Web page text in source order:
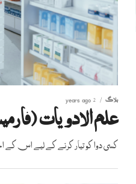
بلاگ 2 years ago
علم الادویات
کسی دوا کو تیار کرنے کے لیے اس کے